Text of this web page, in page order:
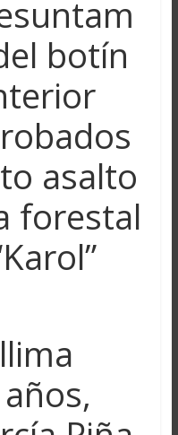
botín
asalto
forestal